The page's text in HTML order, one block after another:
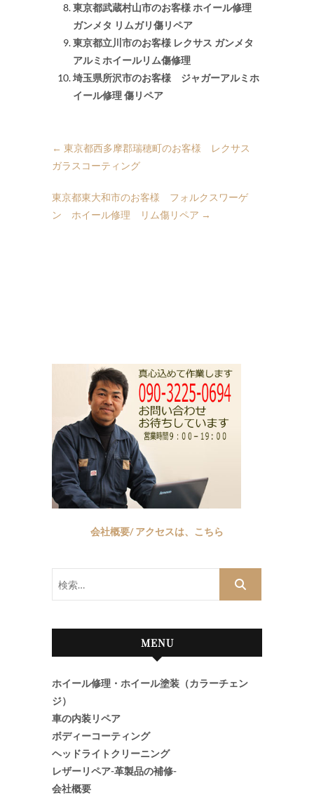
東京都武蔵村山市のお客様 ホイール修理
ガンメタ リムガリ傷リペア
東京都立川市のお客様 レクサス ガンメタ
アルミホイールリム傷修理
埼玉県所沢市のお客様 ジャガーアルミホ
イール修理 傷リペア
← 東京都西多摩郡瑞穂町のお客様 レクサス
ガラスコーティング
東京都東大和市のお客様 フォルクスワーゲ
ン ホイール修理 リム傷リペア →
会社概要/ アクセスは、こちら
MENU
ホイール修理・ホイール塗装（カラーチェン
ジ）
車の内装リペア
ボディーコーティング
ヘッドライトクリーニング
レザーリペア-革製品の補修-
会社概要